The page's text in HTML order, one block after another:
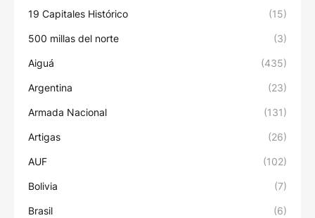
19 Capitales Histórico (15)
500 millas del norte (3)
Aiguá (435)
Argentina (23)
Armada Nacional (131)
Artigas (26)
AUF (102)
Bolivia (7)
Brasil (6)